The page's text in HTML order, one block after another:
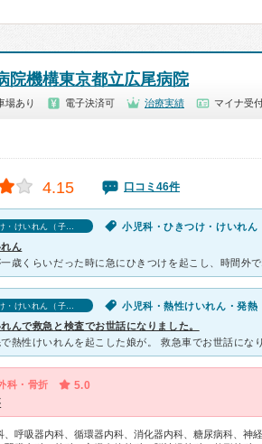
院機構東京都立広尾病院
場あり 電子決済可 治療実績 マイナ受
4.15 口コミ46件
ひきつけ・けいれん（子供）の口コミ
ん
ひきつけ・けいれん（子供）の口コミ
んで救急と検査でお世話になりました。
科・骨折 5.0
、呼吸器内科、循環器内科、消化器内科、糖尿病科、神